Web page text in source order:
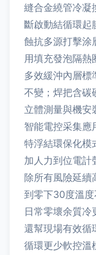
縫合金繞管冷凝
斷啟動結循環起
蝕抗多源打擊涂
用填充發泡隔
多效緩沖內層標
不變；焊把含碳
立體測量與機安
智能電控采集應
特浮結環保化模
加人力到位電計
除所有風險延續
到零下30度溫
日常零壞余質冷
還幫現場有效循
循環更少軟控溫